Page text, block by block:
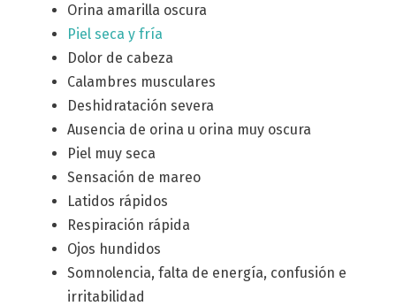
Orina amarilla oscura
Piel seca y fría
Dolor de cabeza
Calambres musculares
Deshidratación severa
Ausencia de orina u orina muy oscura
Piel muy seca
Sensación de mareo
Latidos rápidos
Respiración rápida
Ojos hundidos
Somnolencia, falta de energía, confusión e
irritabilidad